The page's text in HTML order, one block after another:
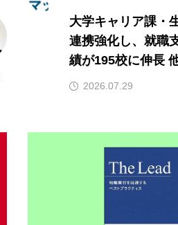
大学キャリア課・
連携強化し、就職
績が195校に伸長
2026.07.29